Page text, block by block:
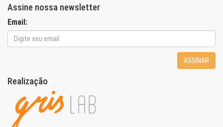
Assine nossa newsletter
Email:
ASSINAR
Realização